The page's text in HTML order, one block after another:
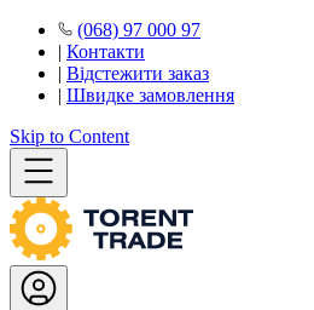
(068) 97 000 97
| Контакти
| Відстежити заказ
| Швидке замовлення
Skip to Content